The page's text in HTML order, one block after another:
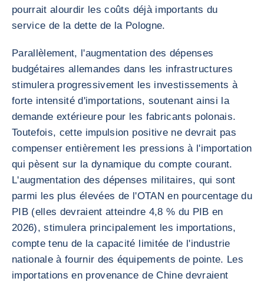
pourrait alourdir les coûts déjà importants du
service de la dette de la Pologne.
Parallèlement, l'augmentation des dépenses
budgétaires allemandes dans les infrastructures
stimulera progressivement les investissements à
forte intensité d'importations, soutenant ainsi la
demande extérieure pour les fabricants polonais.
Toutefois, cette impulsion positive ne devrait pas
compenser entièrement les pressions à l'importation
qui pèsent sur la dynamique du compte courant.
L'augmentation des dépenses militaires, qui sont
parmi les plus élevées de l'OTAN en pourcentage du
PIB (elles devraient atteindre 4,8 % du PIB en
2026), stimulera principalement les importations,
compte tenu de la capacité limitée de l'industrie
nationale à fournir des équipements de pointe. Les
importations en provenance de Chine devraient